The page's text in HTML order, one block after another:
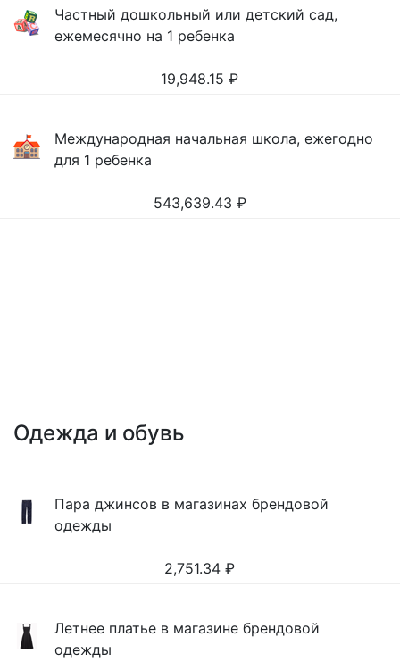
Частный дошкольный или детский сад,
ежемесячно на 1 ребенка
19,948.15 ₽
Международная начальная школа, ежегодно
для 1 ребенка
543,639.43 ₽
Одежда и обувь
Пара джинсов в магазинах брендовой
одежды
2,751.34 ₽
Летнее платье в магазине брендовой
одежды